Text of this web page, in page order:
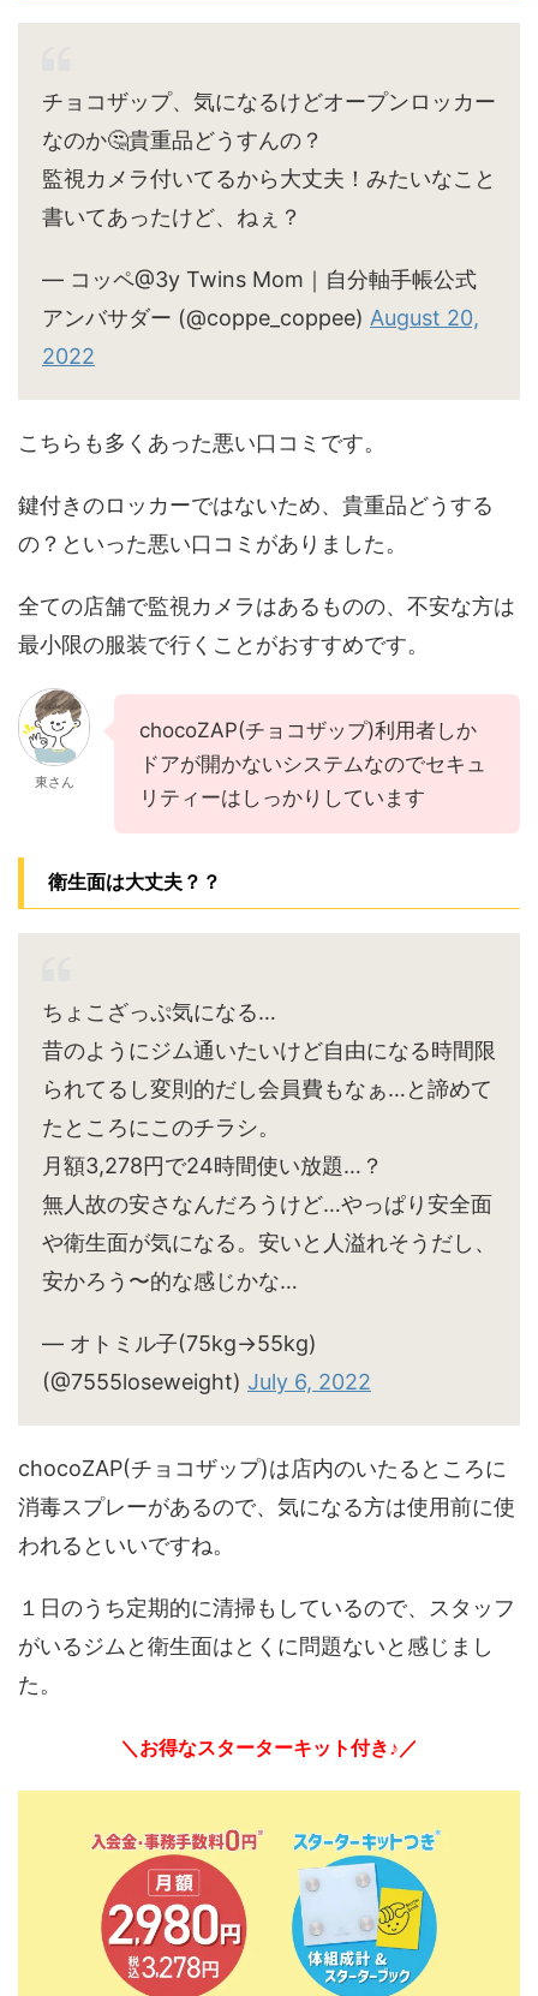
チョコザップ、気になるけどオープンロッカー
なのか🤔貴重品どうすんの？
監視カメラ付いてるから大丈夫！みたいなこと
書いてあったけど、ねぇ？
— コッペ@3y Twins Mom｜自分軸手帳公式
アンバサダー (@coppe_coppee) August 20,
2022
こちらも多くあった悪い口コミです。
鍵付きのロッカーではないため、貴重品どうする
の？といった悪い口コミがありました。
全ての店舗で監視カメラはあるものの、不安な方は
最小限の服装で行くことがおすすめです。
東さん
chocoZAP(チョコザップ)利用者しか
ドアが開かないシステムなのでセキュ
リティーはしっかりしています
衛生面は大丈夫？？
ちょこざっぷ気になる…
昔のようにジム通いたいけど自由になる時間限
られてるし変則的だし会員費もなぁ…と諦めて
たところにこのチラシ。
月額3,278円で24時間使い放題…？
無人故の安さなんだろうけど…やっぱり安全面
や衛生面が気になる。安いと人溢れそうだし、
安かろう〜的な感じかな…
— オトミル子(75kg→55kg)
(@7555loseweight) July 6, 2022
chocoZAP(チョコザップ)は店内のいたるところに
消毒スプレーがあるので、気になる方は使用前に使
われるといいですね。
１日のうち定期的に清掃もしているので、スタッフ
がいるジムと衛生面はとくに問題ないと感じまし
た。
＼お得なスターターキット付き♪／